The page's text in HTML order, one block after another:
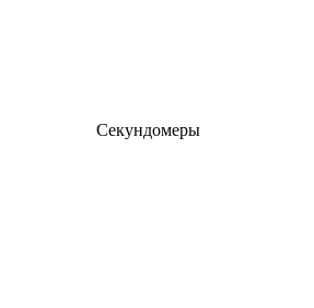
Секундомеры